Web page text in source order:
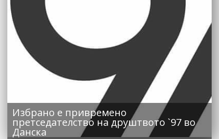
Избрано е привремено
претседателство на друштвото `97 во
Данска